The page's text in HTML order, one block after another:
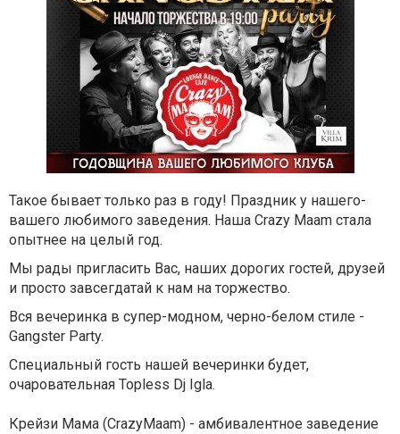
Такое бывает только раз в году! Праздник у нашего-
вашего любимого заведения. Наша Crazy Maam стала
опытнее на целый год.
Мы рады пригласить Вас, наших дорогих гостей, друзей
и просто завсегдатай к нам на торжество.
Вся вечеринка в супер-модном, черно-белом стиле -
Gangster Party.
Специальный гость нашей вечеринки будет,
очаровательная Topless Dj Igla.
Крейзи Мама (CrazyMaam) - амбивалентное заведение